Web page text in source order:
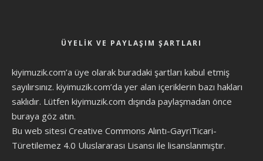
ÜYELIK VE PAYLAŞIM ŞARTLARI
kiyimuzik.com’a üye olarak buradaki şartları kabul etmiş
sayılırsınız. kiyimuzik.com’da yer alan içeriklerin bazı hakları
saklıdır. Lütfen kiyimuzik.com dışında paylaşmadan önce
buraya göz atın.
Bu web sitesi Creative Commons Alıntı-GayriTicari-
Türetilemez 4.0 Uluslararası Lisansı ile lisanslanmıştır.